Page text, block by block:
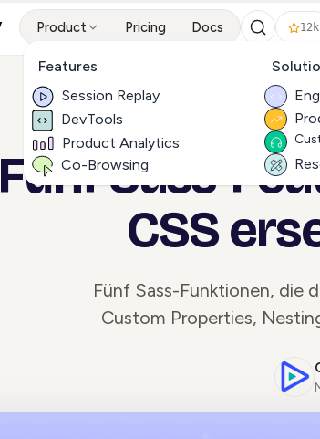
Product
Features
Session Replay
DevTools
Product Analytics
Co-Browsing
Pricing Docs 12k
Fünf Sass-
CSS
Fünf Sass-Funktionen, die
Custom Properties,